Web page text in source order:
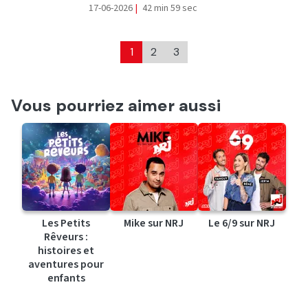
17-06-2026 | 42 min 59 sec
1 2 3
Vous pourriez aimer aussi
Les Petits
Rêveurs :
histoires et
aventures pour
enfants
Mike sur NRJ Le 6/9 sur NRJ